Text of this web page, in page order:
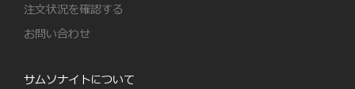
注文状況を確認する
お問い合わせ
サムソナイトについて